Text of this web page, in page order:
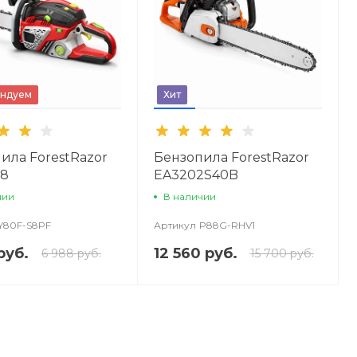
ForestRazor
S8PF
6 988 руб.
Хит
Бензопила ForestRazor
EA3202S40B
В наличии
Артикул P88G-RHV1
12 560 руб. 15 700 руб.